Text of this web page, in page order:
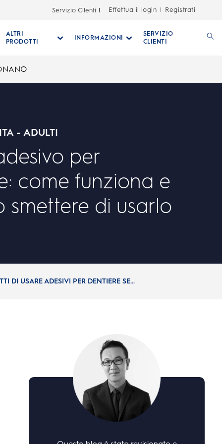
Servizio Cilenti Effettua il login Registrati
ALTRI
PRODOTTI
INFORMAZIONI
SERVIZIO
CLIENTI
- ADULTI
per
come funziona e
smettere di usarlo
DI USARE ADESIVI PER DENTIERE SE...